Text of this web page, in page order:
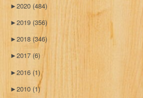
►2020 (484)
►2019 (356)
►2018 (346)
►2017 (6)
►2016 (1)
►2010 (1)